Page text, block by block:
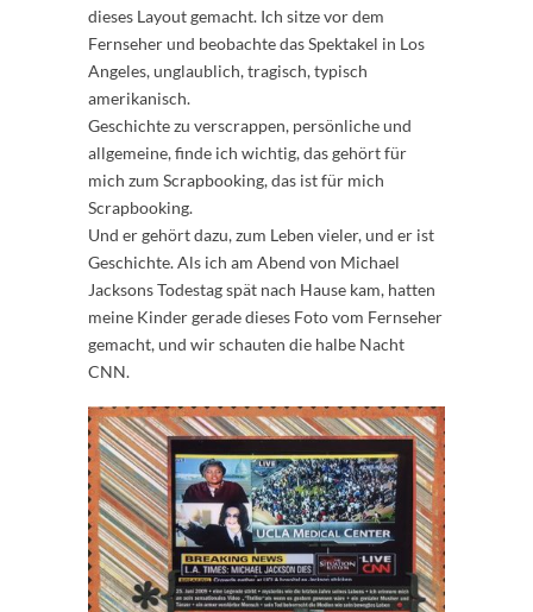
dieses Layout gemacht. Ich sitze vor dem
Fernseher und beobachte das Spektakel in Los
Angeles, unglaublich, tragisch, typisch
amerikanisch.
Geschichte zu verscrappen, persönliche und
allgemeine, finde ich wichtig, das gehört für
mich zum Scrapbooking, das ist für mich
Scrapbooking.
Und er gehört dazu, zum Leben vieler, und er ist
Geschichte. Als ich am Abend von Michael
Jacksons Todestag spät nach Hause kam, hatten
meine Kinder gerade dieses Foto vom Fernseher
gemacht, und wir schauten die halbe Nacht
CNN.